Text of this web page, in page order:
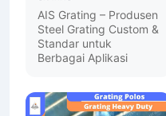
PLAT GRATING
JUAL STEEL
GRATING
AIS Grating – Produsen
Steel Grating Custom &
Berbagai Aplikasi